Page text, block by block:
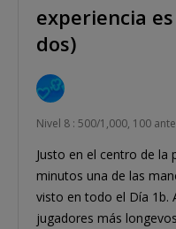
experiencia
dos)
Nivel 8 : 500/1,000, 100 ante
Justo en el centro de
minutos una de las
visto en todo el Día 1b.
jugadores más